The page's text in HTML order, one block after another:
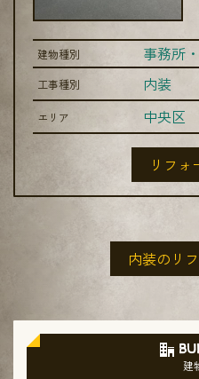
建物種別 事務所
工事種別 内装
エリア 中央区
リフォ
内装のリ
建